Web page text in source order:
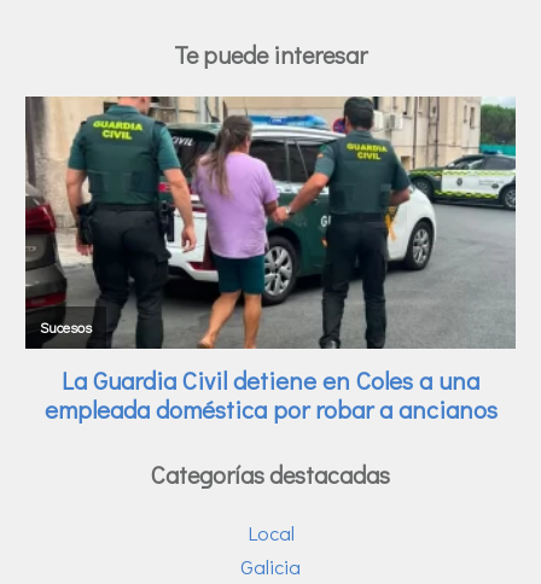
Te puede interesar
Categorías destacadas
Local
Galicia